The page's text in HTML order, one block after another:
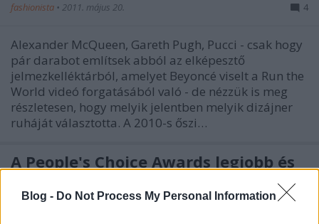
Blog - Do Not Process My Personal Information
fashionista • 2011. május 20. 4
Alexander McQueen, Gareth Pugh, Pucci - csak hogy
pár darabot említsek abból az elképesztő
jelmezkelléktárból, amelyet Beyoncé viselt a Run the
World videó forgatásából való - de nézzük is meg
részletesen, hogy melyik jelentben melyik dizájner
ruháját választotta. A 2010-s őszi…
A People's Choice Awards legjobb és